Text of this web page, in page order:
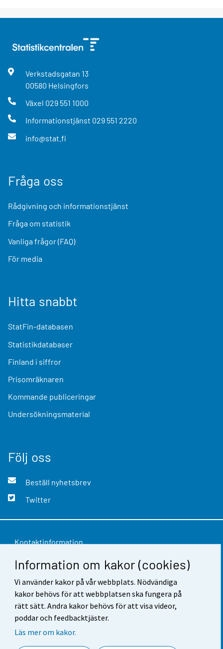
Information om kakor (cookies)
Vi använder kakor på vår webbplats. Nödvändiga
kakor behövs för att webbplatsen ska fungera på
rätt sätt. Andra kakor behövs för att visa videor,
poddar och feedbacktjäster.
Läs mer om kakor.
Verkstadsgatan 13
00580 Helsingfors
Växel 029 551 1000
Informationstjänst 029 551 2220
info@stat.fi
Fråga oss
Rådgivning och informationstjänst
Fråga om statistik
Vanliga frågor (FAQ)
För media
Hitta snabbt
StatFin-databasen
Statistikdatabaser
Finland i siffror
Prisomräknaren
Kommande publiceringar
Undersökningsmaterial
Följ oss
Beställ nyhetsbrev
Twitter
Kontaktinformation
Respons
Användarvillkor
Dataskydd
Tillgänglighet